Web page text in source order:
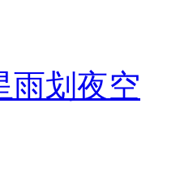
雨划夜空